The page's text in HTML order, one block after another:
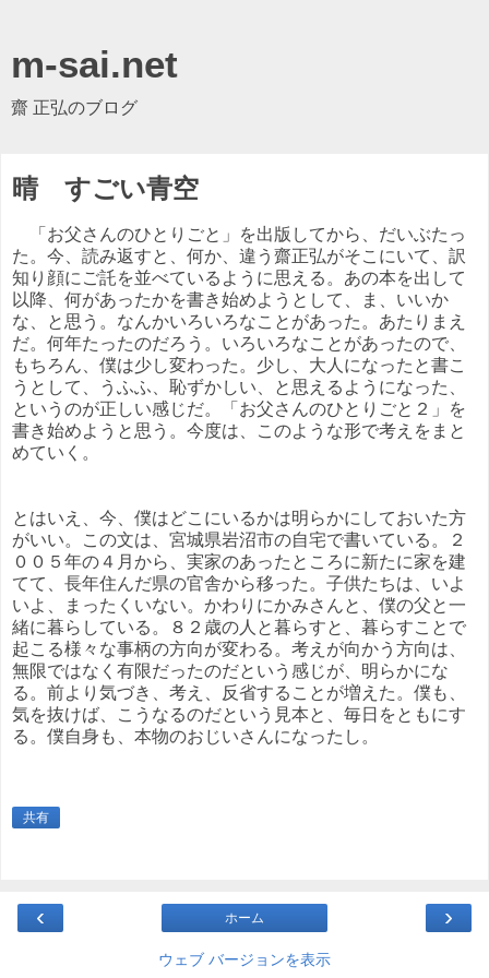
m-sai.net
齋 正弘のブログ
晴 すごい青空
「お父さんのひとりごと」を出版してから、だいぶたっ
た。今、読み返すと、何か、違う齋正弘がそこにいて、訳
知り顔にご託を並べているように思える。あの本を出して
以降、何があったかを書き始めようとして、ま、いいか
な、と思う。なんかいろいろなことがあった。あたりまえ
だ。何年たったのだろう。いろいろなことがあったので、
もちろん、僕は少し変わった。少し、大人になったと書こ
うとして、うふふ、恥ずかしい、と思えるようになった、
というのが正しい感じだ。「お父さんのひとりごと２」を
書き始めようと思う。今度は、このような形で考えをまと
めていく。
とはいえ、今、僕はどこにいるかは明らかにしておいた方
がいい。この文は、宮城県岩沼市の自宅で書いている。２
００５年の４月から、実家のあったところに新たに家を建
てて、長年住んだ県の官舎から移った。子供たちは、いよ
いよ、まったくいない。かわりにかみさんと、僕の父と一
緒に暮らしている。８２歳の人と暮らすと、暮らすことで
起こる様々な事柄の方向が変わる。考えが向かう方向は、
無限ではなく有限だったのだという感じが、明らかにな
る。前より気づき、考え、反省することが増えた。僕も、
気を抜けば、こうなるのだという見本と、毎日をともにす
る。僕自身も、本物のおじいさんになったし。
共有
‹ ›
ホーム
ウェブ バージョンを表示